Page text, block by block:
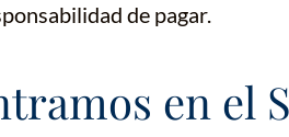
de pagar.
en el